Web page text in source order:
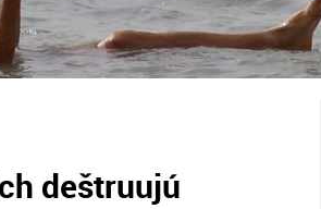
deštruujú